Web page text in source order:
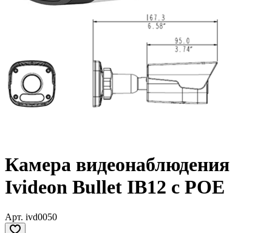
Камера видеонаблюдения
Ivideon Bullet IB12 c POE
Арт. ivd0050